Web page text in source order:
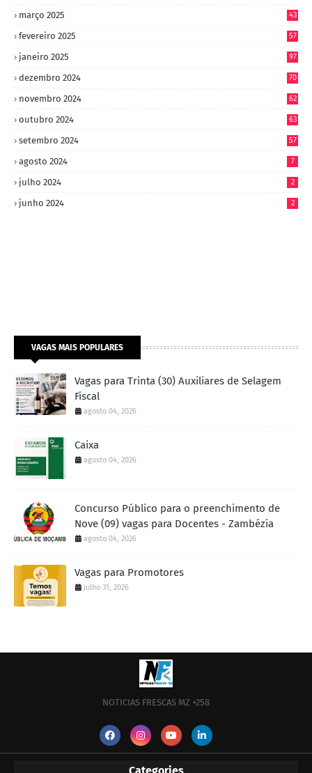
março 2025 43
fevereiro 2025 57
janeiro 2025 97
dezembro 2024 70
novembro 2024 62
outubro 2024 63
setembro 2024 57
agosto 2024 7
julho 2024 2
junho 2024 2
VAGAS MAIS POPULARES
Vagas para Trinta (30) Auxiliares de Selagem
Fiscal
agosto 04, 2026
Caixa
agosto 04, 2026
Concurso Público para o preenchimento de
Nove (09) vagas para Docentes - Zambézia
agosto 04, 2026
Vagas para Promotores
julho 31, 2026
NOTICIAS FRESCAS MZ +258